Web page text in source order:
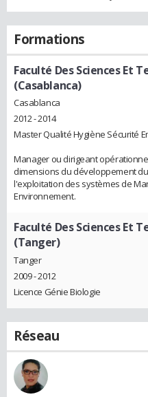
Formations
Faculté Des Sciences Et
(Casablanca)
Casablanca
2012 - 2014
Master Qualité Hygiène Sécurité
Manager ou dirigeant
dimensions du développement
l'exploitation des systèmes de
Environnement.
Faculté Des Sciences Et
(Tanger)
Tanger
2009 - 2012
Licence Génie Biologie
Réseau